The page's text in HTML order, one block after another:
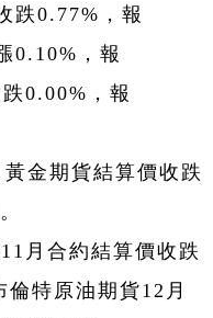
跌0.77%，報
0.10%，報
0.00%，報
金期貨結算價收跌
月合約結算價收跌
特原油期貨12月